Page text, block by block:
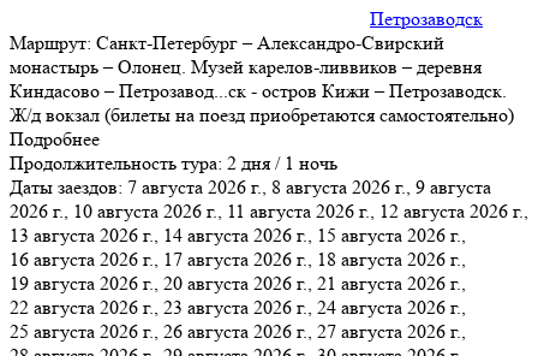
Петрозаводск
Маршрут: Санкт-Петербург – Александро-Свирский
монастырь – Олонец. Музей карелов-ливвиков – деревня
Киндасово – Петрозавод...ск - остров Кижи – Петрозаводск.
Ж/д вокзал (билеты на поезд приобретаются самостоятельно)
Подробнее
Продолжительность тура: 2 дня / 1 ночь
Даты заездов: 7 августа 2026 г., 8 августа 2026 г., 9 августа
2026 г., 10 августа 2026 г., 11 августа 2026 г., 12 августа 2026 г.,
13 августа 2026 г., 14 августа 2026 г., 15 августа 2026 г.,
16 августа 2026 г., 17 августа 2026 г., 18 августа 2026 г.,
19 августа 2026 г., 20 августа 2026 г., 21 августа 2026 г.,
22 августа 2026 г., 23 августа 2026 г., 24 августа 2026 г.,
25 августа 2026 г., 26 августа 2026 г., 27 августа 2026 г.,